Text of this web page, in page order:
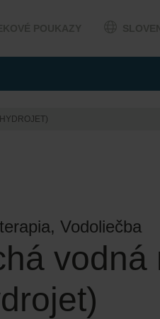
Vodoliečba
vodná